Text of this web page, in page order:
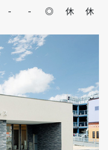
- - ◎ 休 休